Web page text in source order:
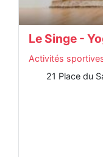
Le Singe -
Activités
21 Place du